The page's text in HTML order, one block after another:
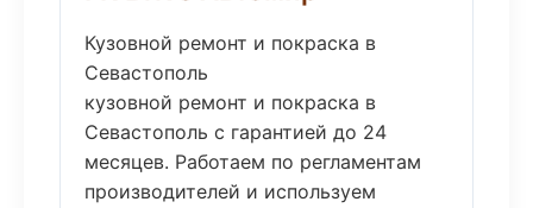
Кузовной ремонт и покраска в
Севастополь
кузовной ремонт и покраска в
Севастополь с гарантией до 24
месяцев. Работаем по регламентам
производителей и используем